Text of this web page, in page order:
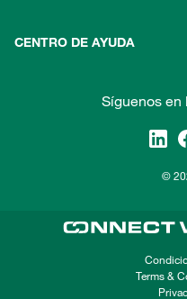
CENTRO DE AYUDA
Síguenos en
©
Terms &